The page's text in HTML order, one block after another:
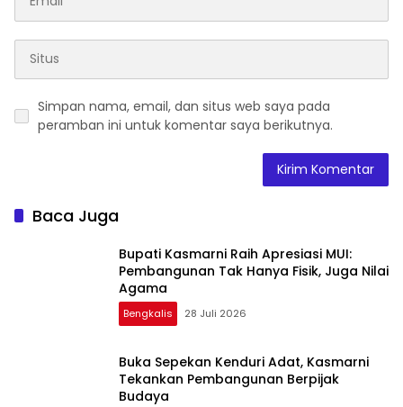
Simpan nama, email, dan situs web saya pada
peramban ini untuk komentar saya berikutnya.
Baca Juga
Bupati Kasmarni Raih Apresiasi MUI:
Pembangunan Tak Hanya Fisik, Juga Nilai
Agama
Bengkalis 28 Juli 2026
Buka Sepekan Kenduri Adat, Kasmarni
Tekankan Pembangunan Berpijak
Budaya